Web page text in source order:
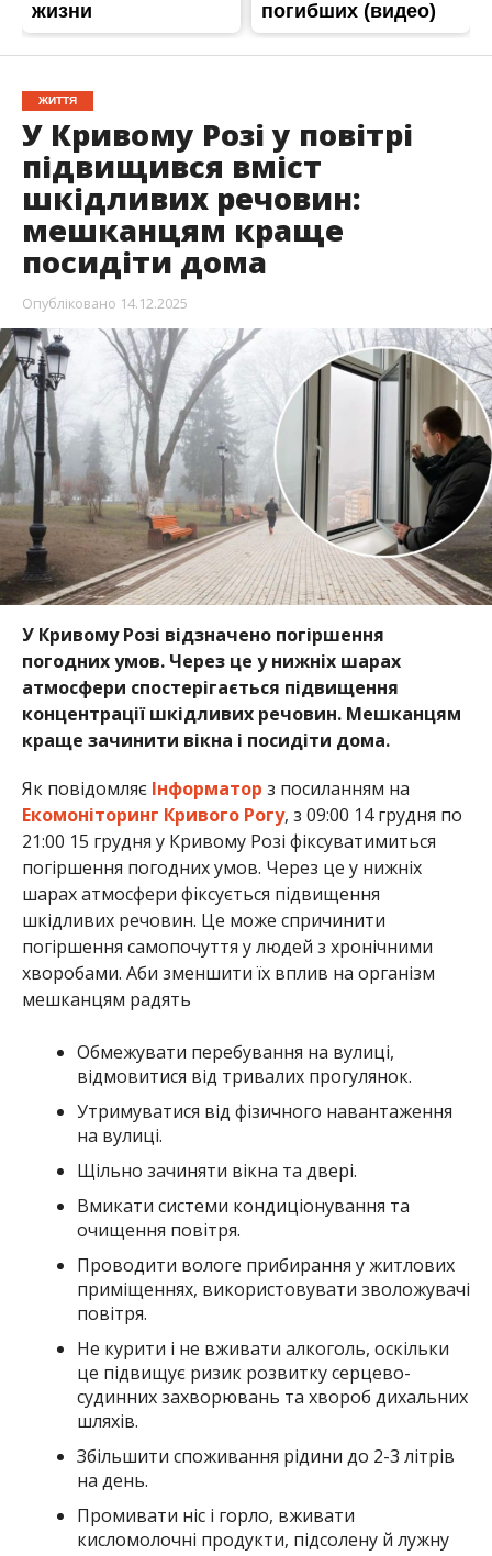
ЖИТТЯ
У Кривому Розі у повітрі
підвищився вміст
шкідливих речовин:
мешканцям краще
посидіти дома
Опубліковано 14.12.2025
У Кривому Розі відзначено погіршення
погодних умов. Через це у нижніх шарах
атмосфери спостерігається підвищення
концентрації шкідливих речовин. Мешканцям
краще зачинити вікна і посидіти дома.
Як повідомляє Інформатор з посиланням на
Екомоніторинг Кривого Рогу, з 09:00 14 грудня по
21:00 15 грудня у Кривому Розі фіксуватимиться
погіршення погодних умов. Через це у нижніх
шарах атмосфери фіксується підвищення
шкідливих речовин. Це може спричинити
погіршення самопочуття у людей з хронічними
хворобами. Аби зменшити їх вплив на організм
мешканцям радять
Обмежувати перебування на вулиці,
відмовитися від тривалих прогулянок.
Утримуватися від фізичного навантаження
на вулиці.
Щільно зачиняти вікна та двері.
Вмикати системи кондиціонування та
очищення повітря.
Проводити вологе прибирання у житлових
приміщеннях, використовувати зволожувачі
повітря.
Не курити і не вживати алкоголь, оскільки
це підвищує ризик розвитку серцево-
судинних захворювань та хвороб дихальних
шляхів.
Збільшити споживання рідини до 2-3 літрів
на день.
Промивати ніс і горло, вживати
кисломолочні продукти, підсолену й лужну